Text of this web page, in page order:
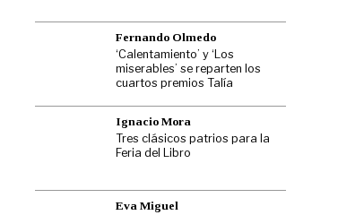
Fernando Olmedo
‘Calentamiento’ y ‘Los
miserables’ se reparten los
cuartos premios Talía
Ignacio Mora
Tres clásicos patrios para la
Feria del Libro
Eva Miguel